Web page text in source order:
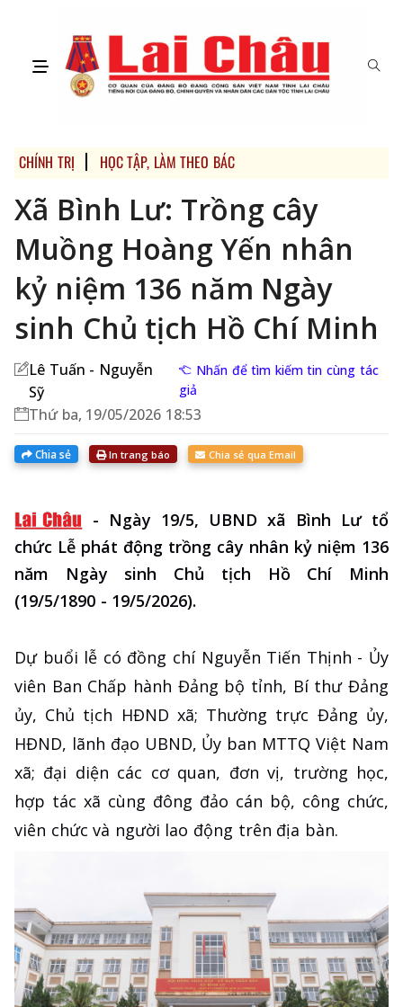
CHÍNH TRỊ HỌC TẬP, LÀM THEO BÁC
Xã Bình Lư: Trồng cây
Muồng Hoàng Yến nhân
kỷ niệm 136 năm Ngày
sinh Chủ tịch Hồ Chí Minh
Lê Tuấn - Nguyễn
Sỹ
Nhấn để tìm kiếm tin cùng tác
giả
Thứ ba, 19/05/2026 18:53
Chia sẻ In trang báo Chia sẻ qua Email
- Ngày 19/5, UBND xã Bình Lư tổ
chức Lễ phát động trồng cây nhân kỷ niệm 136
năm Ngày sinh Chủ tịch Hồ Chí Minh
(19/5/1890 - 19/5/2026).
Dự buổi lễ có đồng chí Nguyễn Tiến Thịnh - Ủy
viên Ban Chấp hành Đảng bộ tỉnh, Bí thư Đảng
ủy, Chủ tịch HĐND xã; Thường trực Đảng ủy,
HĐND, lãnh đạo UBND, Ủy ban MTTQ Việt Nam
xã; đại diện các cơ quan, đơn vị, trường học,
hợp tác xã cùng đông đảo cán bộ, công chức,
viên chức và người lao động trên địa bàn.